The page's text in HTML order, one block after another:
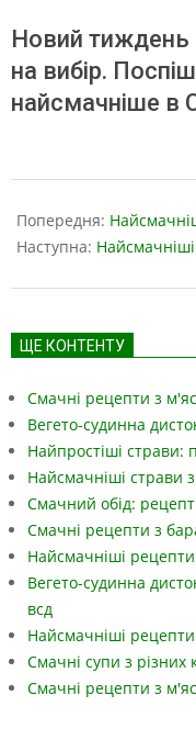
Новий
на вибір.
найсмачніше в
11-
17
Попередня:
Наступна:
ЩЕ КОНТЕНТУ
Смачні рецепти з
Вегето-судинна
Найпростіші страви:
Найсмачніші страви
Смачний обід:
Смачні рецепти з
Найсмачніші рецепти
Вегето-судинна
всд
Найсмачніші
Смачні супи з різних
Смачні рецепти з